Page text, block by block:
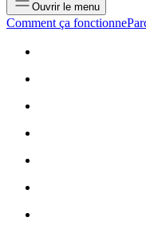
Ouvrir le menu
Comment ça fonctionne